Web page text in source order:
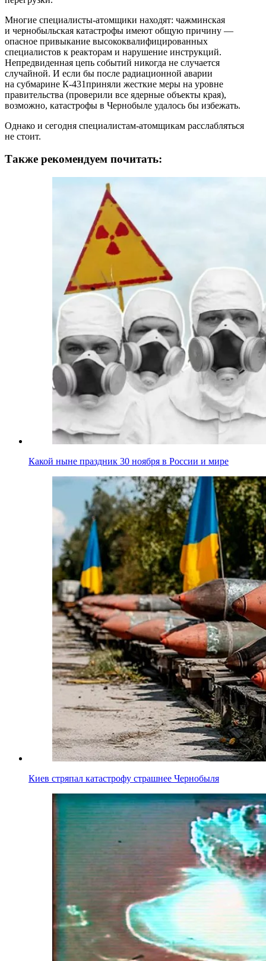
Многие специалисты-атомщики находят: чажминская
и чернобыльская катастрофы имеют общую причину —
опасное привыкание высококвалифицированных
специалистов к реакторам и нарушение инструкций.
Непредвиденная цепь событий никогда не случается
случайной. И если бы после радиационной аварии
на субмарине К-431приняли жесткие меры на уровне
правительства (проверили все ядерные объекты края),
возможно, катастрофы в Чернобыле удалось бы избежать.
Однако и сегодня специалистам-атомщикам расслабляться
не стоит.
Также рекомендуем почитать:
Какой ныне праздник 30 ноября в России и мире
Киев стряпал катастрофу страшнее Чернобыля